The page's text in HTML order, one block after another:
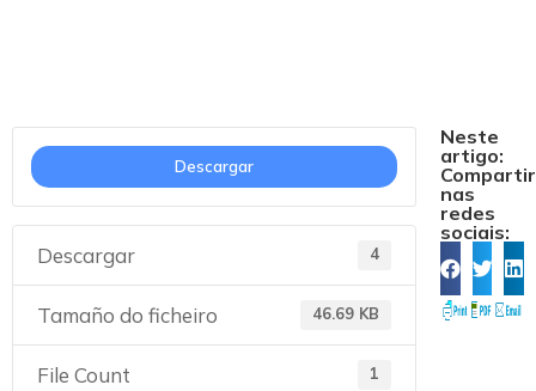
Descargar
Descargar 4
Tamaño do ficheiro 46.69 KB
File Count 1
Neste
artigo:
Compartir
nas
redes
sociais: